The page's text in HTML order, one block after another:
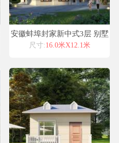
安徽蚌埠封家新中式3层 别墅
设计喜天下别墅设计案例
尺寸:16.0米X12.1米